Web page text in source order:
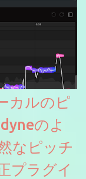
カルのピ
のよ
なピッチ
プラグイ